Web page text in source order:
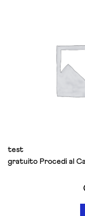
The
may
test
gratuito Procedi al